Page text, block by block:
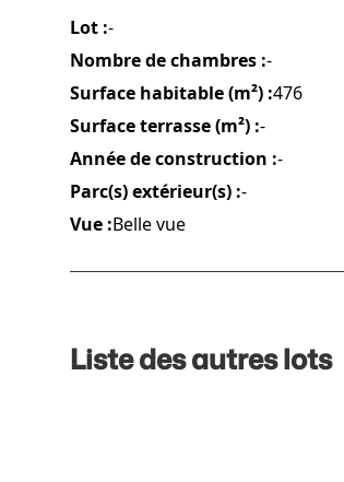
Lot :-
Nombre de chambres :-
Surface habitable (m²) :476
Surface terrasse (m²) :-
Année de construction :-
Parc(s) extérieur(s) :-
Vue :Belle vue
Liste des autres lots